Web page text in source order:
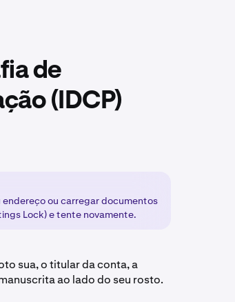
de
(IDCP)
ou carregar documentos
Lock) e tente novamente.
sua, o titular da conta, a
ao lado do seu rosto.